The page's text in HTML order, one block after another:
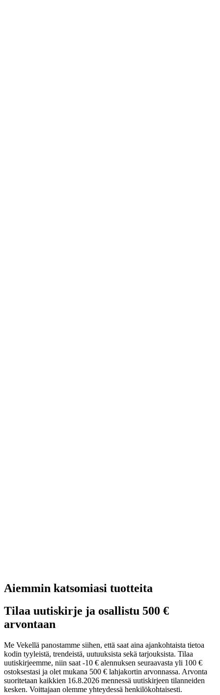
Aiemmin katsomiasi tuotteita
Tilaa uutiskirje ja osallistu 500 €
arvontaan
Me Vekellä panostamme siihen, että saat aina ajankohtaista tietoa
kodin tyyleistä, trendeistä, uutuuksista sekä tarjouksista. Tilaa
uutiskirjeemme, niin saat -10 € alennuksen seuraavasta yli 100 €
ostoksestasi ja olet mukana 500 € lahjakortin arvonnassa. Arvonta
suoritetaan kaikkien 16.8.2026 mennessä uutiskirjeen tilanneiden
kesken. Voittajaan olemme yhteydessä henkilökohtaisesti.